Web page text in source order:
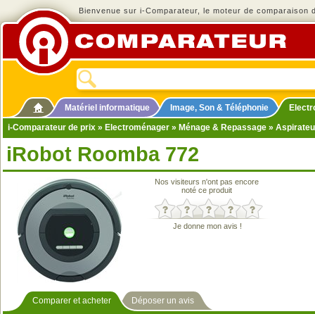
Bienvenue sur i-Comparateur, le moteur de comparaison
Matériel informatique Image, Son & Téléphonie
i-Comparateur de prix » Electroménager » Ménage & Repassage »
iRobot Roomba 772
Nos visiteurs n'ont pas encore
noté ce produit
Je donne mon avis !
Comparer et acheter Déposer un avis